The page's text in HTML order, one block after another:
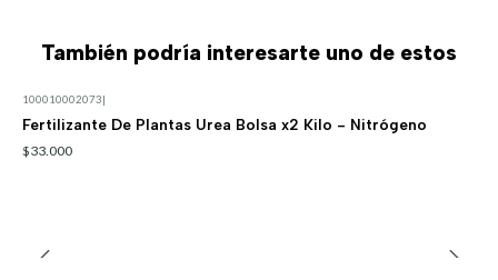
También podría interesarte uno de estos
100010002073|
Fertilizante De Plantas Urea Bolsa x2 Kilo - Nitrógeno
$33.000